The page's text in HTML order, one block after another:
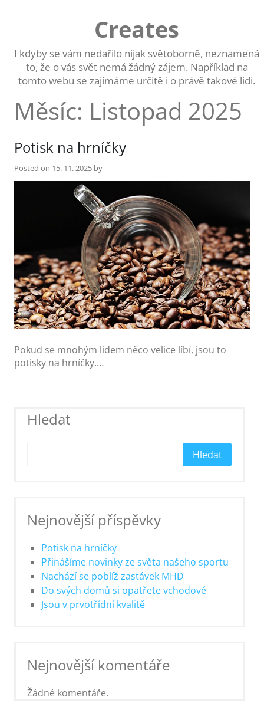
Creates
I kdyby se vám nedařilo nijak světoborně, neznamená
to, že o vás svět nemá žádný zájem. Například na
tomto webu se zajímáme určitě i o právě takové lidi.
Měsíc: Listopad 2025
Potisk na hrníčky
Posted on 15. 11. 2025 by
Pokud se mnohým lidem něco velice líbí, jsou to
potisky na hrníčky.…
Hledat
Hledat
Nejnovější příspěvky
Potisk na hrníčky
Přinášíme novinky ze světa našeho sportu
Nachází se poblíž zastávek MHD
Do svých domů si opatřete vchodové
Jsou v prvotřídní kvalitě
Nejnovější komentáře
Žádné komentáře.